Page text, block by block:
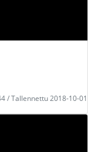
/ Tallennettu 2018-10-01